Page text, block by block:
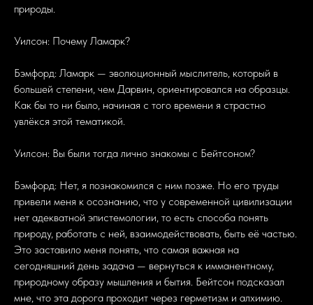
природы.
Уилсон: Почему Ламарк?
Бэмфорд: Ламарк — эволюционный мыслитель, который в
большей степени, чем Дарвин, ориентировался на образцы.
Как бы то ни было, начиная с того времени я страстно
увлёкся этой тематикой.
Уилсон: Вы были тогда лично знакомы с Бейтсоном?
Бэмфорд: Нет, я познакомился с ним позже. Но его труды
привели меня к осознанию, что у современной цивилизации
нет адекватной эпистемологии, то есть способа понять
природу, работать с ней, взаимодействовать, быть её частью.
Это заставило меня понять, что самая важная на
сегодняшний день задача — вернуться к имманентному,
природному образу мышления и бытия. Бейтсон подсказал
мне, что эта дорога проходит через герметизм и алхимию.